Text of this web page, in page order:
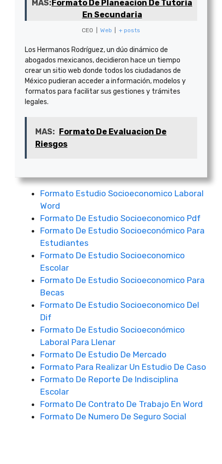
MAS: Formato De Planeacion De Tutoria
En Secundaria
CEO Web + posts
Los Hermanos Rodríguez, un dúo dinámico de
abogados mexicanos, decidieron hace un tiempo
crear un sitio web donde todos los ciudadanos de
México pudieran acceder a información, modelos y
formatos para facilitar sus gestiones y trámites
legales.
MAS: Formato De Evaluacion De
Riesgos
Formato Estudio Socioeconomico Laboral
Word
Formato De Estudio Socioeconomico Pdf
Formato De Estudio Socioeconómico Para
Estudiantes
Formato De Estudio Socioeconomico
Escolar
Formato De Estudio Socioeconomico Para
Becas
Formato De Estudio Socioeconomico Del
Dif
Formato De Estudio Socioeconómico
Laboral Para Llenar
Formato De Estudio De Mercado
Formato Para Realizar Un Estudio De Caso
Formato De Reporte De Indisciplina
Escolar
Formato De Contrato De Trabajo En Word
Formato De Numero De Seguro Social